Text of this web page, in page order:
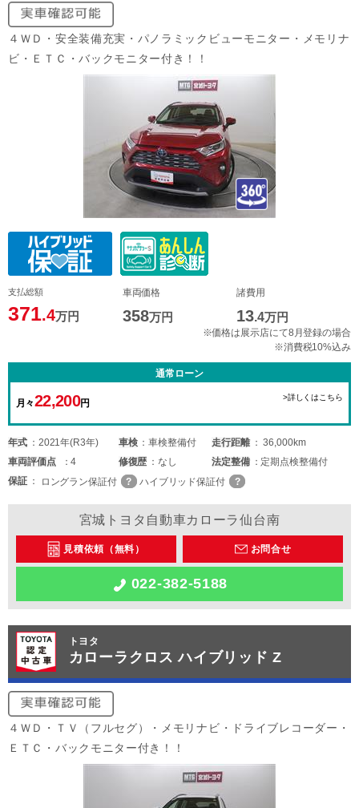
４ＷＤ・安全装備充実・パノラミックビューモニター・メモリナ
ビ・ＥＴＣ・バックモニター付き！！
支払総額
371.4万円
車両価格
358万円
諸費用
13.4万円
※価格は展示店にて8月登録の場合
※消費税10%込み
通常ローン
月々22,200円
>詳しくはこちら
年式 2021年(R3年) 車検 車検整備付 走行距離
36,000km
車両評価点 4 修復歴 なし 法定整備
定期点検整備付
保証
ロングラン保証付 ハイブリッド保証付
宮城トヨタ自動車カローラ仙台南
見積依頼（無料） お問合せ
022-382-5188
トヨタ
カローラクロス ハイブリッド Z
４ＷＤ・ＴＶ（フルセグ）・メモリナビ・ドライブレコーダー・
ＥＴＣ・バックモニター付き！！